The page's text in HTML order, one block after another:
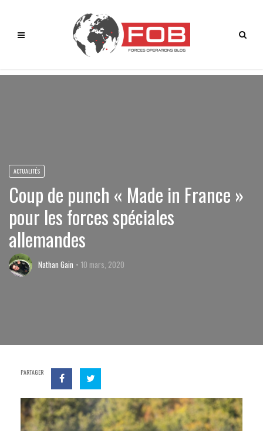
ACTUALITÉS
Coup de punch « Made in France »
pour les forces spéciales
allemandes
Nathan Gain 10 mars, 2020
PARTAGER